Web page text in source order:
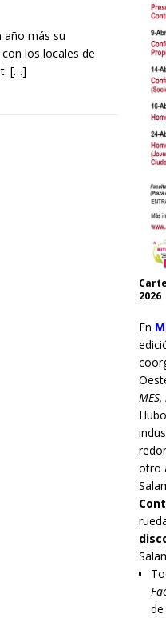
año más su
los locales de
[…]
2026
En
Hubo
otro
de